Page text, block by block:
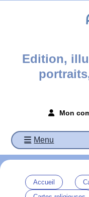
Edition,
Mon
Menu
Accueil